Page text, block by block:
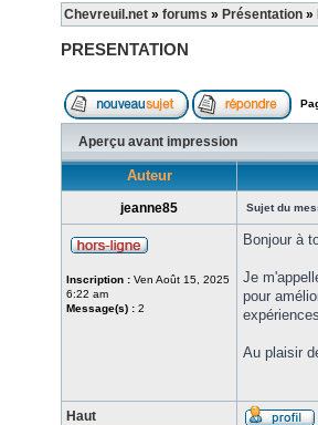
Chevreuil.net » forums » Présentation »
PRESENTATION
Aperçu avant impression
Auteur
jeanne85 Sujet du
Inscription : Ven Août 15, 2025
6:22 am
Message(s) : 2
Bonjour à
Je
pour
Au plaisir
Haut